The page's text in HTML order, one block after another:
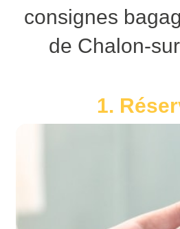
consignes
de Chalon-
1.